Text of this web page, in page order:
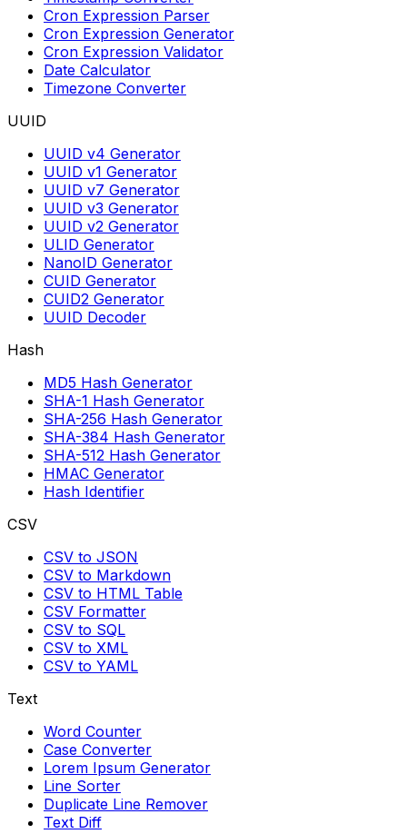
Cron Expression Parser
Cron Expression Generator
Cron Expression Validator
Date Calculator
Timezone Converter
UUID
UUID v4 Generator
UUID v1 Generator
UUID v7 Generator
UUID v3 Generator
UUID v2 Generator
ULID Generator
NanoID Generator
CUID Generator
CUID2 Generator
UUID Decoder
Hash
MD5 Hash Generator
SHA-1 Hash Generator
SHA-256 Hash Generator
SHA-384 Hash Generator
SHA-512 Hash Generator
HMAC Generator
Hash Identifier
CSV
CSV to JSON
CSV to Markdown
CSV to HTML Table
CSV Formatter
CSV to SQL
CSV to XML
CSV to YAML
Text
Word Counter
Case Converter
Lorem Ipsum Generator
Line Sorter
Duplicate Line Remover
Text Diff